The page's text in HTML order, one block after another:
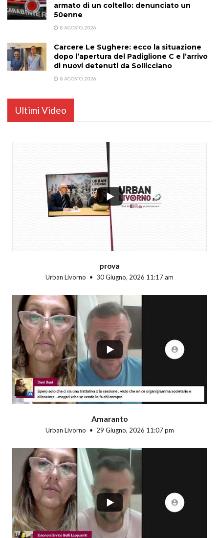
armato di un coltello: denunciato un
50enne
8 AGOSTO, 2026
Carcere Le Sughere: ecco la situazione
dopo l’apertura del Padiglione C e l’arrivo
di nuovi detenuti da Sollicciano
8 AGOSTO, 2026
Ultimi Video
prova
Urban Livorno 30 Giugno, 2026 11:17 am
Amaranto
Urban Livorno 29 Giugno, 2026 11:07 pm